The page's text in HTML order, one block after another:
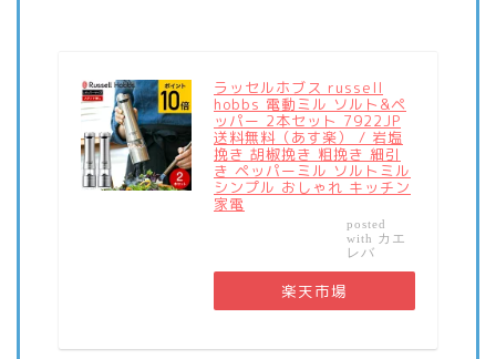
ラッセルホブス russell
hobbs 電動ミル ソルト&ペ
ッパー 2本セット 7922JP
送料無料（あす楽） / 岩塩
挽き 胡椒挽き 粗挽き 細引
き ペッパーミル ソルトミル
シンプル おしゃれ キッチン
家電
posted
with カエ
レバ
楽天市場